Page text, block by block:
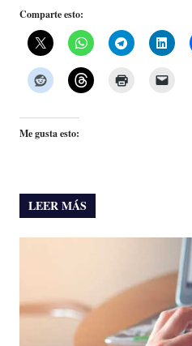
Comparte esto:
Me gusta esto:
LEER MÁS